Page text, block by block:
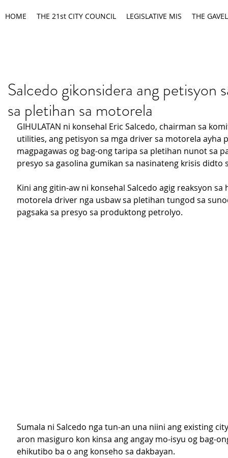
HOME THE 21st CITY COUNCIL LEGISLATIVE MIS THE GAVEL
Salcedo gikonsidera ang petisyon
sa pletihan sa motorela
GIHULATAN ni konsehal Eric Salcedo, chairman sa
utilities, ang petisyon sa mga driver sa motorela ayha
magpagawas og bag-ong taripa sa pletihan nunot sa
presyo sa gasolina gumikan sa nasinateng krisis didto
Kini ang gitin-aw ni konsehal Salcedo agig reaksyon sa
motorela driver nga usbaw sa pletihan tungod sa
pagsaka sa presyo sa produktong petrolyo.
Sumala ni Salcedo nga tun-an una niini ang existing
aron masiguro kon kinsa ang angay mo-isyu og bag-
ehikutibo ba o ang konseho sa dakbayan.